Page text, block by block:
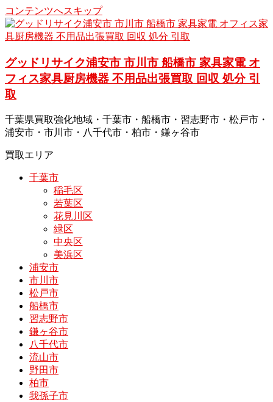
コンテンツへスキップ
グッドリサイク浦安市 市川市 船橋市 家具家電 オ
フィス家具厨房機器 不用品出張買取 回収 処分 引
取
千葉県買取強化地域・千葉市・船橋市・習志野市・松戸市・
浦安市・市川市・八千代市・柏市・鎌ヶ谷市
買取エリア
千葉市
稲毛区
若葉区
花見川区
緑区
中央区
美浜区
浦安市
市川市
松戸市
船橋市
習志野市
鎌ヶ谷市
八千代市
流山市
野田市
柏市
我孫子市